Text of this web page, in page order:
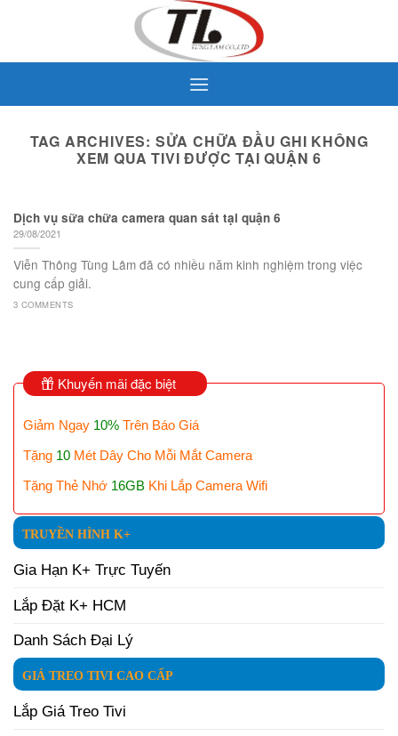
TAG ARCHIVES: SỬA CHỮA ĐẦU GHI KHÔNG
XEM QUA TIVI ĐƯỢC TẠI QUẬN 6
Dịch vụ sữa chữa camera quan sát tại quận 6
29/08/2021
Viễn Thông Tùng Lâm đã có nhiều năm kinh nghiệm trong việc
cung cấp giải.
3 COMMENTS
Khuyến mãi đặc biệt
Giảm Ngay 10% Trên Báo Giá
Tặng 10 Mét Dây Cho Mỗi Mắt Camera
Tặng Thẻ Nhớ 16GB Khi Lắp Camera Wifi
TRUYỀN HÌNH K+
Gia Hạn K+ Trực Tuyến
Lắp Đặt K+ HCM
Danh Sách Đại Lý
GIÁ TREO TIVI CAO CẤP
Lắp Giá Treo Tivi